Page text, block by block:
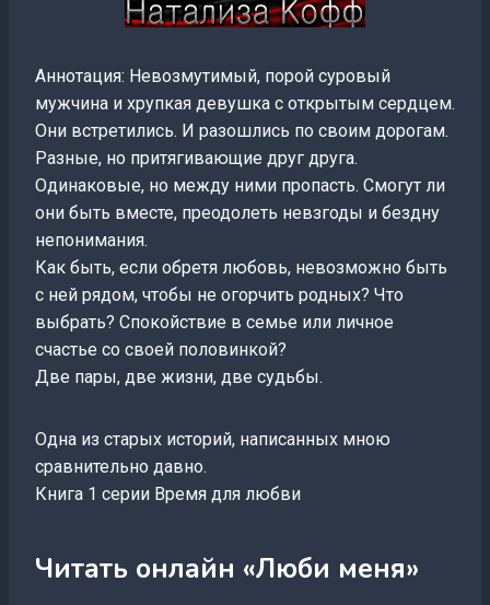
Аннотация: Невозмутимый, порой суровый
мужчина и хрупкая девушка с открытым сердцем.
Они встретились. И разошлись по своим дорогам.
Разные, но притягивающие друг друга.
Одинаковые, но между ними пропасть. Смогут ли
они быть вместе, преодолеть невзгоды и бездну
непонимания.
Как быть, если обретя любовь, невозможно быть
с ней рядом, чтобы не огорчить родных? Что
выбрать? Спокойствие в семье или личное
счастье со своей половинкой?
Две пары, две жизни, две судьбы.
Одна из старых историй, написанных мною
сравнительно давно.
Книга 1 серии Время для любви
Читать онлайн «Люби меня»